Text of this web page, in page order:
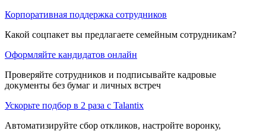
Корпоративная поддержка сотрудников
Какой соцпакет вы предлагаете семейным сотрудникам?
Оформляйте кандидатов онлайн
Проверяйте сотрудников и подписывайте кадровые
документы без бумаг и личных встреч
Ускорьте подбор в 2 раза с Talantix
Автоматизируйте сбор откликов, настройте воронку,